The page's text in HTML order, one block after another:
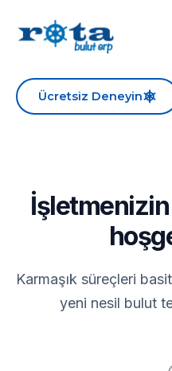
Ücretsiz Deneyin
Karmaşık süreçleri
yeni nesil bulut